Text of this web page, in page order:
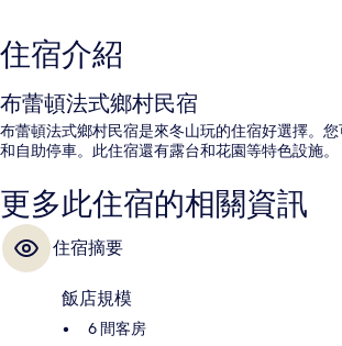
住宿介紹
布蕾頓法式鄉村民宿
布蕾頓法式鄉村民宿是來冬山玩的住宿好選擇。
和自助停車。此住宿還有露台和花園等特色設施。
更多此住宿的相關資訊
住宿摘要
飯店規模
6 間客房